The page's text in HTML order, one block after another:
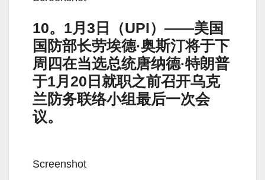
10。1月3日（UPI）——美国
国防部长劳埃德·奥斯汀将于下
周四在当选总统唐纳德·特朗普
于1月20日就职之前召开乌克
兰防务联络小组最后一次会
议。
Screenshot